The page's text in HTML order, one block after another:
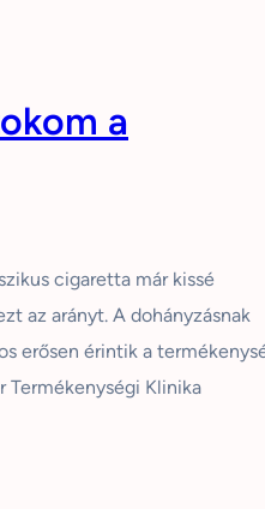
a
cigaretta már kissé
az arányt. A dohányzásnak
erősen érintik a
Termékenységi Klinika